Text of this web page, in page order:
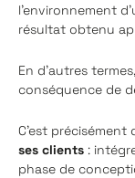
l'environnement
résultat obtenu
En d'autres
conséquence de
C'est précisément
ses clients :
phase de